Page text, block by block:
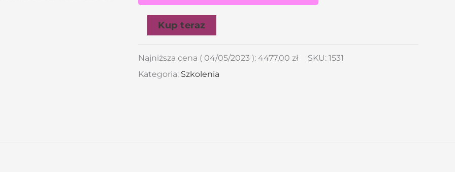
Kup teraz
Najniższa cena ( 04/05/2023 ): 4477,00 zł SKU: 1531
Kategoria: Szkolenia